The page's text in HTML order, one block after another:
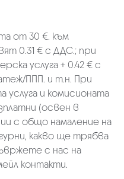
от 30 €. към
0.31 € с ДДС.; при
услуга + 0.42 € с
ППП. и т.н. При
услуга и комисионата
(освен в
с общо намаление на
какво ще трябва
с нас на
контакти.